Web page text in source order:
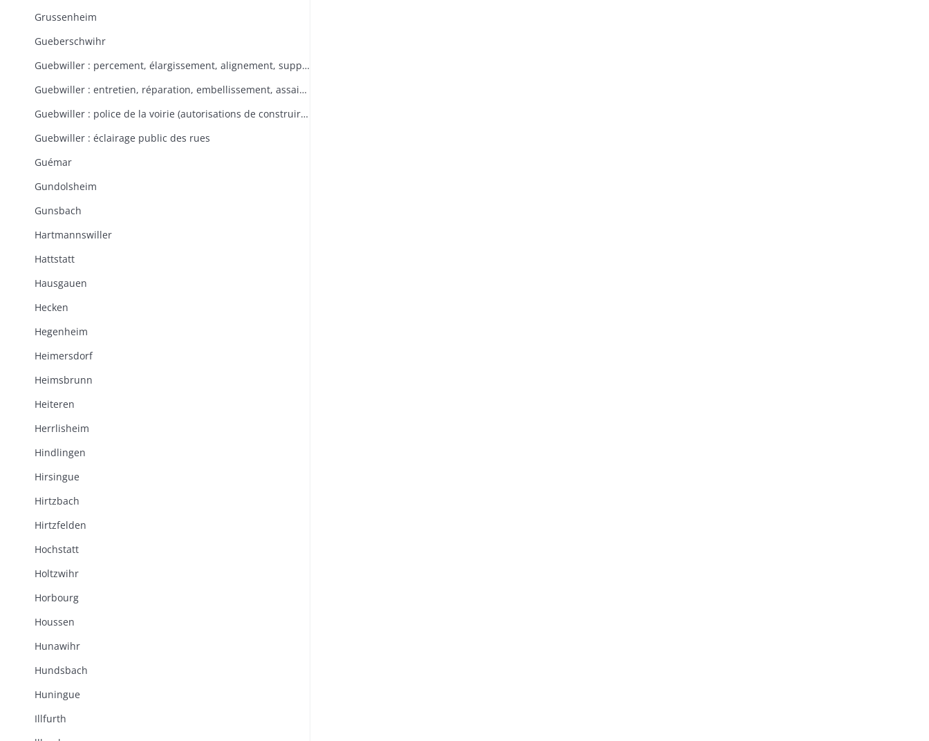
Grussenheim
Gueberschwihr
Guebwiller : percement, élargissement, alignement, suppression de rues et places
Guebwiller : entretien, réparation, embellissement, assainissement des rues et places
Guebwiller : police de la voirie (autorisations de construire, tolérances, contraventions, délits, servitudes)
Guebwiller : éclairage public des rues
Guémar
Gundolsheim
Gunsbach
Hartmannswiller
Hattstatt
Hausgauen
Hecken
Hegenheim
Heimersdorf
Heimsbrunn
Heiteren
Herrlisheim
Hindlingen
Hirsingue
Hirtzbach
Hirtzfelden
Hochstatt
Holtzwihr
Horbourg
Houssen
Hunawihr
Hundsbach
Huningue
Illfurth